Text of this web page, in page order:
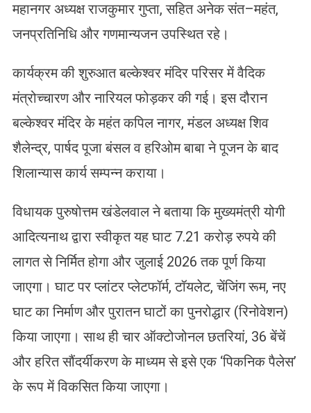
महानगर अध्यक्ष राजकुमार गुप्ता, सहित अनेक संत–महंत,
जनप्रतिनिधि और गणमान्यजन उपस्थित रहे।
कार्यक्रम की शुरुआत बल्केश्वर मंदिर परिसर में वैदिक
मंत्रोच्चारण और नारियल फोड़कर की गई। इस दौरान
बल्केश्वर मंदिर के महंत कपिल नागर, मंडल अध्यक्ष शिव
शैलेन्द्र, पार्षद पूजा बंसल व हरिओम बाबा ने पूजन के बाद
शिलान्यास कार्य सम्पन्न कराया।
विधायक पुरुषोत्तम खंडेलवाल ने बताया कि मुख्यमंत्री योगी
आदित्यनाथ द्वारा स्वीकृत यह घाट 7.21 करोड़ रुपये की
लागत से निर्मित होगा और जुलाई 2026 तक पूर्ण किया
जाएगा। घाट पर प्लांटर प्लेटफॉर्म, टॉयलेट, चेंजिंग रूम, नए
घाट का निर्माण और पुरातन घाटों का पुनरोद्धार (रिनोवेशन)
किया जाएगा। साथ ही चार ऑक्टोजोनल छतरियां, 36 बेंचें
और हरित सौंदर्यीकरण के माध्यम से इसे एक ‘पिकनिक पैलेस’
के रूप में विकसित किया जाएगा।